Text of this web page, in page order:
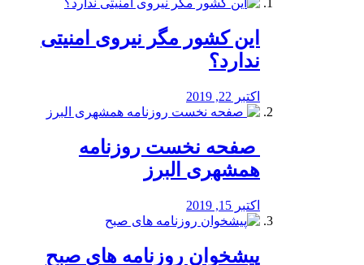
این کشور مگر نیروی امنیتی
ندارد؟
اکتبر 22, 2019
️ صفحه نخست روزنامه‌
همشهری البرز
اکتبر 15, 2019
پیشخوان روزنامه های صبح